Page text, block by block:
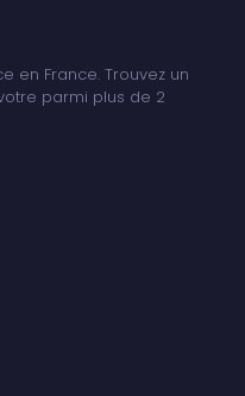
en France. Trouvez un
parmi plus de 2